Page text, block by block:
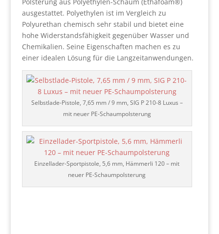
ausgestattet. Polyethylen ist im Vergleich zu
Polyurethan chemisch sehr stabil und bietet eine
hohe Widerstandsfähigkeit gegenüber Wasser und
Chemikalien. Seine Eigenschaften machen es zu
einer idealen Lösung für die Langzeitanwendungen.
Selbstlade-Pistole, 7,65 mm / 9 mm, SIG P 210-8 Luxus –
mit neuer PE-Schaumpolsterung
Einzellader-Sportpistole, 5,6 mm, Hämmerli 120 – mit
neuer PE-Schaumpolsterung